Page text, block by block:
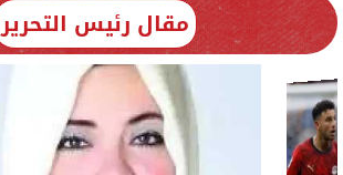
مقال رئيس التحرير